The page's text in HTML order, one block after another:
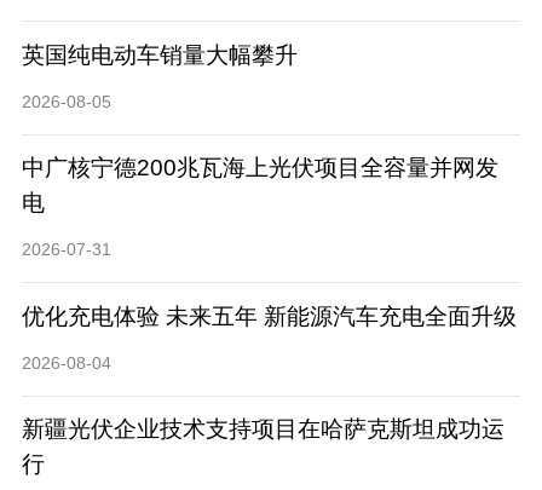
英国纯电动车销量大幅攀升
2026-08-05
中广核宁德200兆瓦海上光伏项目全容量并网发
电
2026-07-31
优化充电体验 未来五年 新能源汽车充电全面升级
2026-08-04
新疆光伏企业技术支持项目在哈萨克斯坦成功运
行